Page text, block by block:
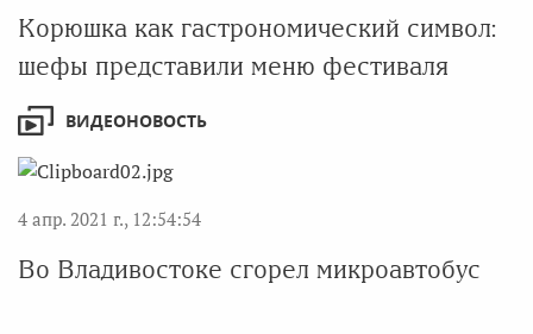
Корюшка как гастрономический символ:
шефы представили меню фестиваля
ВИДЕОНОВОСТЬ
4 апр. 2021 г., 12:54:54
Во Владивостоке сгорел микроавтобус